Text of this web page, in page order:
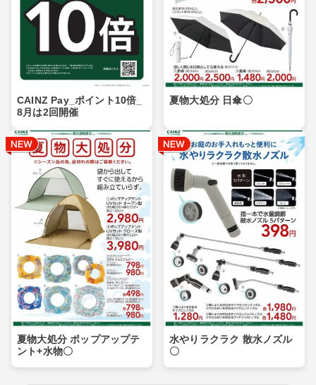
CAINZ Pay_ポイント10倍_
8月は2回開催
夏物大処分 日傘〇
夏物大処分 ポップアップテ
ント+水物〇
水やりラクラク 散水ノズル
〇